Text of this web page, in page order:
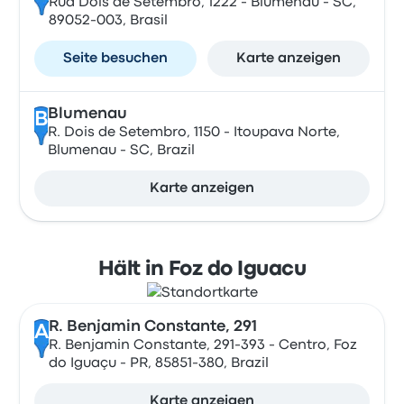
Rua Dois de Setembro, 1222 - Blumenau - SC,
89052-003, Brasil
Seite besuchen Karte anzeigen
B Blumenau
R. Dois de Setembro, 1150 - Itoupava Norte,
Blumenau - SC, Brazil
Karte anzeigen
Hält in Foz do Iguacu
A R. Benjamin Constante, 291
R. Benjamin Constante, 291-393 - Centro, Foz
do Iguaçu - PR, 85851-380, Brazil
Karte anzeigen